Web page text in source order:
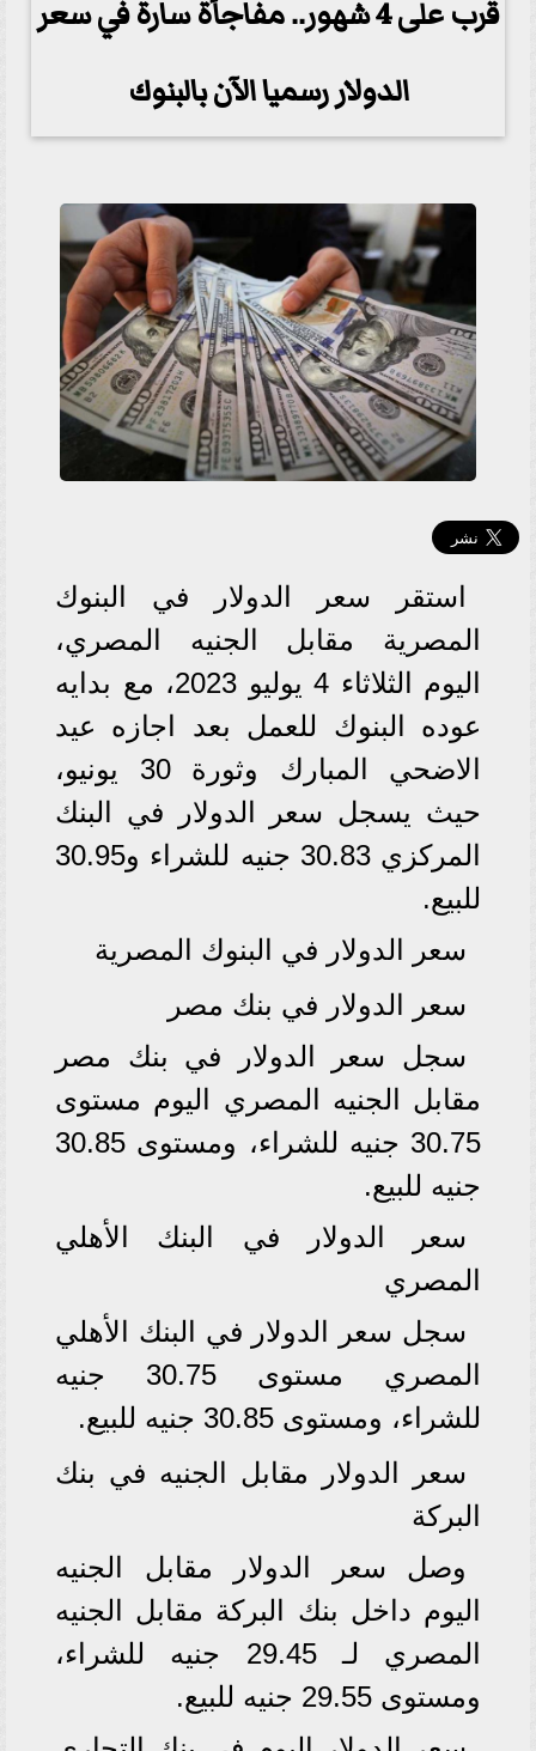
قرب على 4 شهور.. مفاجأة سارة في سعر
الدولار رسميا الآن بالبنوك
استقر سعر الدولار في البنوك
المصرية مقابل الجنيه المصري،
اليوم الثلاثاء 4 يوليو 2023، مع بدايه
عوده البنوك للعمل بعد اجازه عيد
الاضحي المبارك وثورة 30 يونيو،
حيث يسجل سعر الدولار في البنك
المركزي 30.83 جنيه للشراء و30.95
للبيع.
سعر الدولار في البنوك المصرية
سعر الدولار في بنك مصر
سجل سعر الدولار في بنك مصر
مقابل الجنيه المصري اليوم مستوى
30.75 جنيه للشراء، ومستوى 30.85
جنيه للبيع.
سعر الدولار في البنك الأهلي
المصري
سجل سعر الدولار في البنك الأهلي
المصري مستوى 30.75 جنيه
للشراء، ومستوى 30.85 جنيه للبيع.
سعر الدولار مقابل الجنيه في بنك
البركة
وصل سعر الدولار مقابل الجنيه
اليوم داخل بنك البركة مقابل الجنيه
المصري لـ 29.45 جنيه للشراء،
ومستوى 29.55 جنيه للبيع.